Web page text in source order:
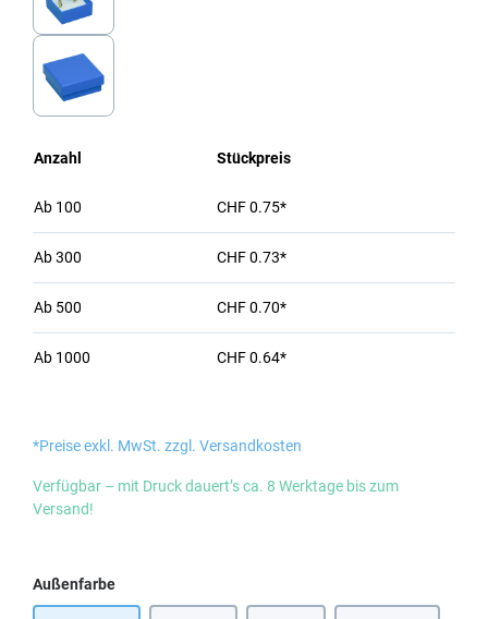
Anzahl Stückpreis
Ab 100 CHF 0.75*
Ab300 CHF 0.73*
Ab 500 CHF 0.70*
Ab 1000 CHF 0.64*
*Preise exkl. MwSt. zzgl. Versandkosten
Verfügbar – mit Druck dauert’s ca. 8 Werktage bis zum
Versand!
Außenfarbeauswählen